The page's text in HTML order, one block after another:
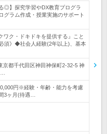
◎】探究学習やDX教育プログラ
グラム作成・授業実施のサポート
ワク・ドキドキを提供する』こと
須》◆社会人経験(2年以上)、基本
京都千代田区神田神保町2-32-5 神
円※経験・年齢・能力を考慮
3ヶ月(待遇…